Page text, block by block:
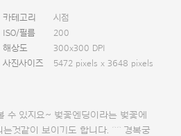
카테고리
시점
ISO/필름
200
해상도
300x300 DPI
사진사이즈 5472 pixels x 3648 pixels
수 있지요~ 벚꽃엔딩이라는 벚꽃에
것같이 보이기도 합니다. ^^ 경복궁